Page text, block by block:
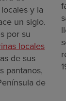
y la
un siglo.
por su
locales
de sus
pantanos,
de